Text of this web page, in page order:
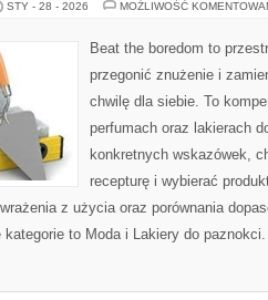
STY - 28 - 2026 MOŻLIWOŚĆ
Beat the boredom to
przegonić znużenie i
chwilę dla siebie. To
perfumach oraz lakierach
konkretnych wskazówek,
recepturę i wybierać
z użycia oraz porównania
kategorie to Moda i Lakiery do